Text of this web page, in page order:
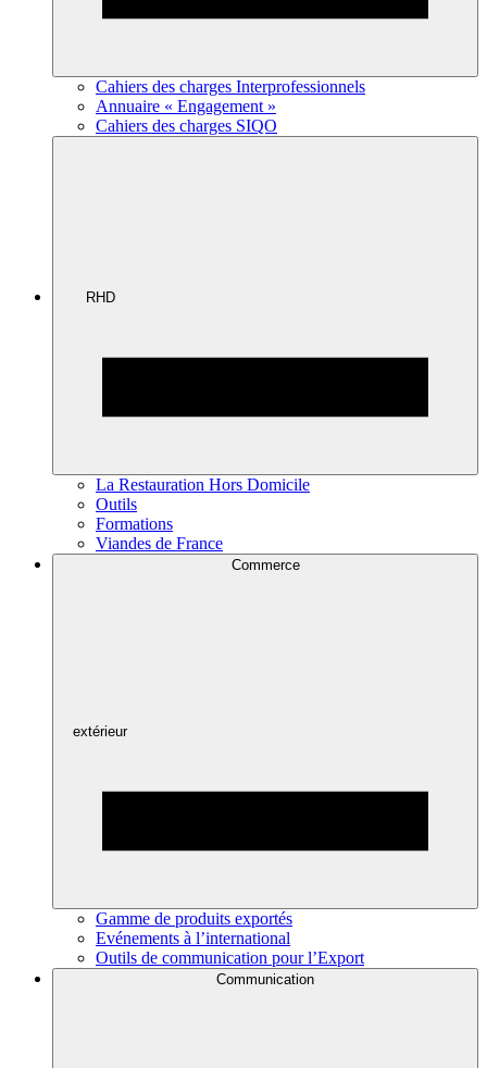
Cahiers des charges Interprofessionnels
Annuaire « Engagement »
Cahiers des charges SIQO
RHD
La Restauration Hors Domicile
Outils
Formations
Viandes de France
Commerce
extérieur
Gamme de produits exportés
Evénements à l’international
Outils de communication pour l’Export
Communication